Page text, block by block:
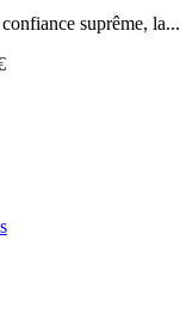
suprême, la...